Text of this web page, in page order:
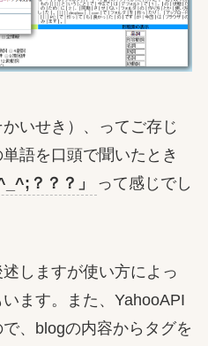
いせき）、ってご存じ
語を口頭で聞いたとき
？？？」
って感じでし
しますが使い方によっ
ます。また、YahooAPI
、blogの内容からタグを